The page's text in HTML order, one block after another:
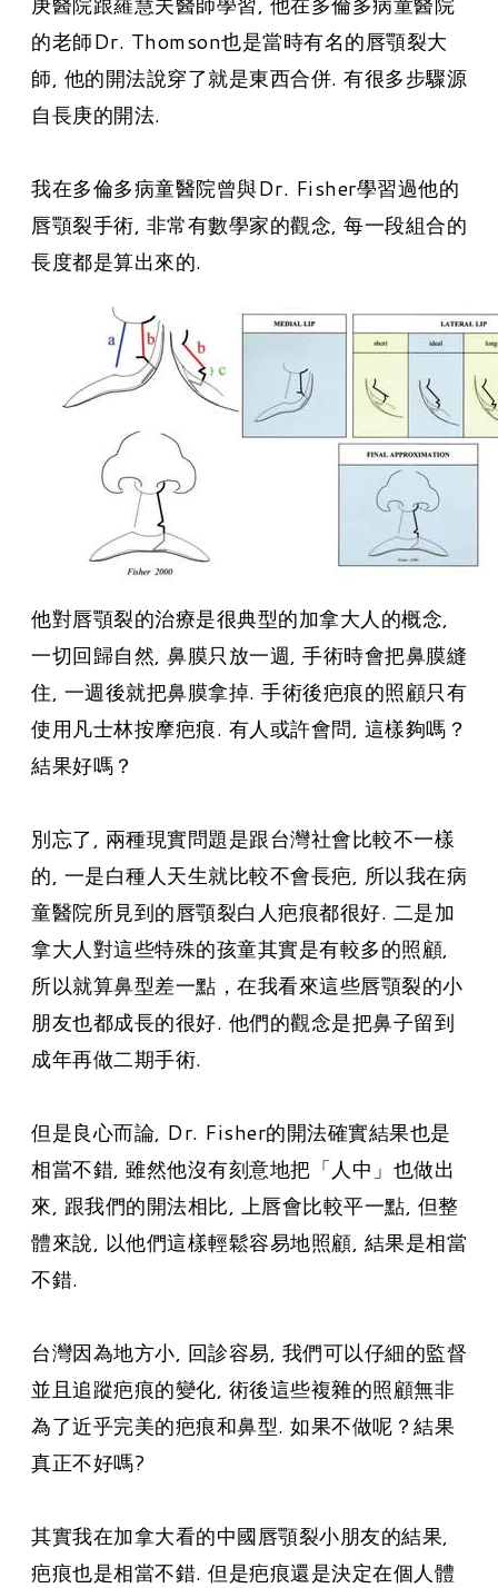
的老師Dr. Thomson也是當時有名的唇顎裂大
師, 他的開法說穿了就是東西合併. 有很多步驟源
自長庚的開法.
我在多倫多病童醫院曾與Dr. Fisher學習過他的
唇顎裂手術, 非常有數學家的觀念, 每一段組合的
長度都是算出來的.
他對唇顎裂的治療是很典型的加拿大人的概念,
一切回歸自然, 鼻膜只放一週, 手術時會把鼻膜縫
住, 一週後就把鼻膜拿掉. 手術後疤痕的照顧只有
使用凡士林按摩疤痕. 有人或許會問, 這樣夠嗎？
結果好嗎？
別忘了, 兩種現實問題是跟台灣社會比較不一樣
的, 一是白種人天生就比較不會長疤, 所以我在病
童醫院所見到的唇顎裂白人疤痕都很好. 二是加
拿大人對這些特殊的孩童其實是有較多的照顧,
所以就算鼻型差一點，在我看來這些唇顎裂的小
朋友也都成長的很好. 他們的觀念是把鼻子留到
成年再做二期手術.
但是良心而論, Dr. Fisher的開法確實結果也是
相當不錯, 雖然他沒有刻意地把「人中」也做出
來, 跟我們的開法相比, 上唇會比較平一點, 但整
體來說, 以他們這樣輕鬆容易地照顧, 結果是相當
不錯.
台灣因為地方小, 回診容易, 我們可以仔細的監督
並且追蹤疤痕的變化, 術後這些複雜的照顧無非
為了近乎完美的疤痕和鼻型. 如果不做呢？結果
真正不好嗎?
其實我在加拿大看的中國唇顎裂小朋友的結果,
疤痕也是相當不錯. 但是疤痕還是決定在個人體